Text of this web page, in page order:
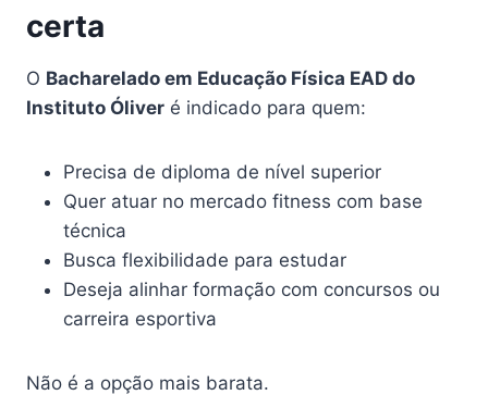
certa
O Bacharelado em Educação Física EAD do
Instituto Óliver é indicado para quem:
Precisa de diploma de nível superior
Quer atuar no mercado fitness com base
técnica
Busca flexibilidade para estudar
Deseja alinhar formação com concursos ou
carreira esportiva
Não é a opção mais barata.